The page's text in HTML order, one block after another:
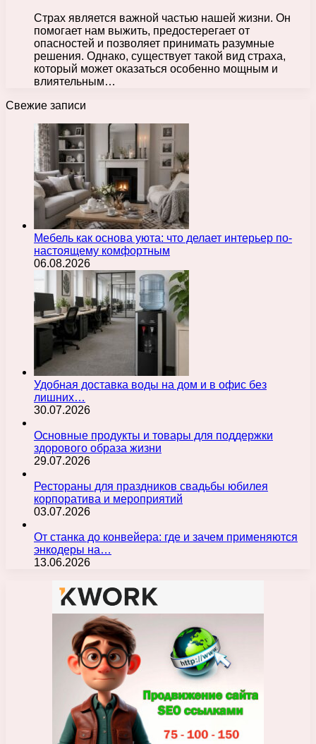
Страх является важной частью нашей жизни. Он
помогает нам выжить, предостерегает от
опасностей и позволяет принимать разумные
решения. Однако, существует такой вид страха,
который может оказаться особенно мощным и
влиятельным…
Свежие записи
Мебель как основа уюта: что делает интерьер по-
настоящему комфортным
06.08.2026
Удобная доставка воды на дом и в офис без
лишних…
30.07.2026
Основные продукты и товары для поддержки
здорового образа жизни
29.07.2026
Рестораны для праздников свадьбы юбилея
корпоратива и мероприятий
03.07.2026
От станка до конвейера: где и зачем применяются
энкодеры на…
13.06.2026